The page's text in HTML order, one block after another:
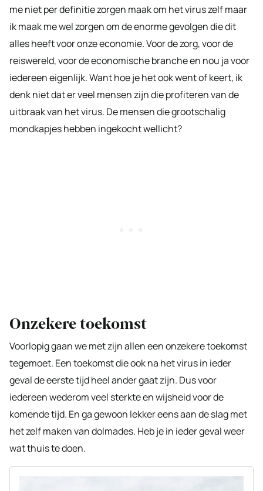
me niet per definitie zorgen maak om het virus zelf maar
ik maak me wel zorgen om de enorme gevolgen die dit
alles heeft voor onze economie. Voor de zorg, voor de
reiswereld, voor de economische branche en nou ja voor
iedereen eigenlijk. Want hoe je het ook went of keert, ik
denk niet dat er veel mensen zijn die profiteren van de
uitbraak van het virus. De mensen die grootschalig
mondkapjes hebben ingekocht wellicht?
Onzekere toekomst
Voorlopig gaan we met zijn allen een onzekere toekomst
tegemoet. Een toekomst die ook na het virus in ieder
geval de eerste tijd heel ander gaat zijn. Dus voor
iedereen wederom veel sterkte en wijsheid voor de
komende tijd. En ga gewoon lekker eens aan de slag met
het zelf maken van dolmades. Heb je in ieder geval weer
wat thuis te doen.